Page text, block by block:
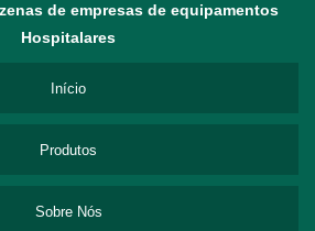
de empresas de equipamentos
Hospitalares
Início
Produtos
Sobre Nós